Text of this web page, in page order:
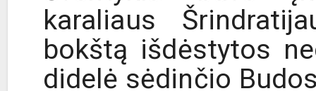
karaliaus
bokštą išdėstytos
didelė sėdinčio